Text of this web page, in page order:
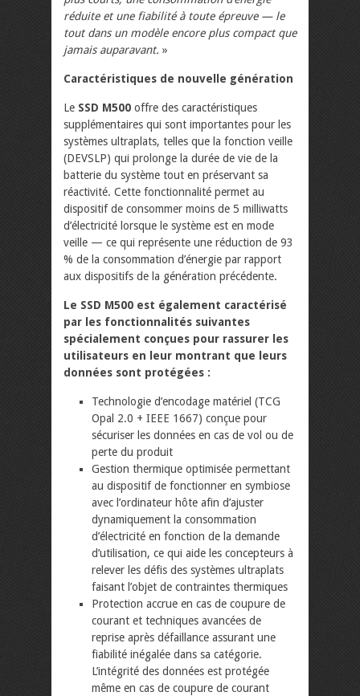
réduite et une fiabilité à toute épreuve — le
tout dans un modèle encore plus compact que
jamais auparavant. »
Caractéristiques de nouvelle génération
Le SSD M500 offre des caractéristiques
supplémentaires qui sont importantes pour les
systèmes ultraplats, telles que la fonction veille
(DEVSLP) qui prolonge la durée de vie de la
batterie du système tout en préservant sa
réactivité. Cette fonctionnalité permet au
dispositif de consommer moins de 5 milliwatts
d’électricité lorsque le système est en mode
veille — ce qui représente une réduction de 93
% de la consommation d’énergie par rapport
aux dispositifs de la génération précédente.
Le SSD M500 est également caractérisé
par les fonctionnalités suivantes
spécialement conçues pour rassurer les
utilisateurs en leur montrant que leurs
données sont protégées :
Technologie d’encodage matériel (TCG
Opal 2.0 + IEEE 1667) conçue pour
sécuriser les données en cas de vol ou de
perte du produit
Gestion thermique optimisée permettant
au dispositif de fonctionner en symbiose
avec l’ordinateur hôte afin d’ajuster
dynamiquement la consommation
d’électricité en fonction de la demande
d’utilisation, ce qui aide les concepteurs à
relever les défis des systèmes ultraplats
faisant l’objet de contraintes thermiques
Protection accrue en cas de coupure de
courant et techniques avancées de
reprise après défaillance assurant une
fiabilité inégalée dans sa catégorie.
L’intégrité des données est protégée
même en cas de coupure de courant